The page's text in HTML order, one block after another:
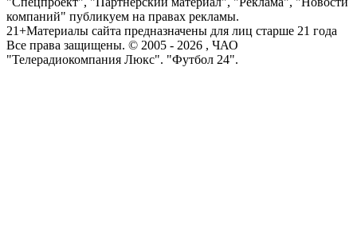
компаний" публикуем на правах рекламы.
21+Материалы сайта предназначены для лиц старше 21 года
Все права защищены. © 2005 - 2026 , ЧАО
"Телерадиокомпания Люкс". "Футбол 24".